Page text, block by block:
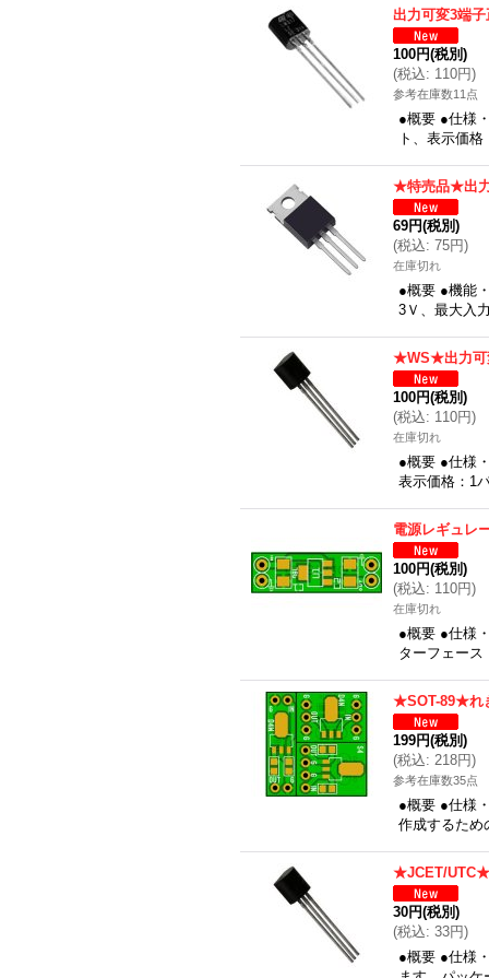
出力可変3端
100円(税別)
(税込: 110円)
参考在庫数11点
●概要 ●仕様
ト、表示価
★特売品★出力
69円(税別)
(税込: 75円)
在庫切れ
●概要 ●機能
3Ｖ、最大入
★WS★出力可
100円(税別)
(税込: 110円)
在庫切れ
●概要 ●仕様
表示価格：1
電源レギュレ
100円(税別)
(税込: 110円)
在庫切れ
●概要 ●仕様
ターフェー
★SOT-89★れ
199円(税別)
(税込: 218円)
参考在庫数35点
●概要 ●仕様
作成するため
★JCET/UTC★
30円(税別)
(税込: 33円)
●概要 ●仕様